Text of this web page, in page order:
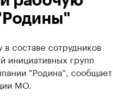
составе сотрудников
инициативных групп
"Родина", сообщает
МО.